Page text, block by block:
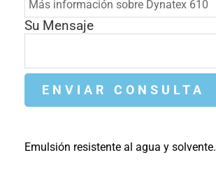
Su Mensaje
Emulsión resistente al agua y solvente.